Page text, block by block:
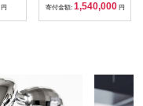
円
ージチェア あんま王
寄付金額: 1,540,000 円